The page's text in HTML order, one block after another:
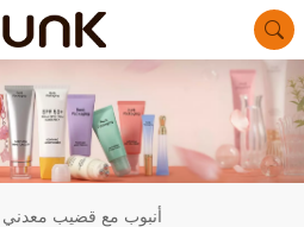
أنبوب مع قضيب معدني